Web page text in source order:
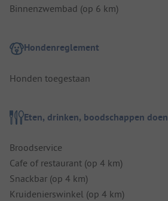
Binnenzwembad (op 6 km)
Hondenreglement
Honden toegestaan
Eten, drinken, boodschappen doen
Broodservice
Cafe of restaurant (op 4 km)
Snackbar (op 4 km)
Kruidenierswinkel (op 4 km)